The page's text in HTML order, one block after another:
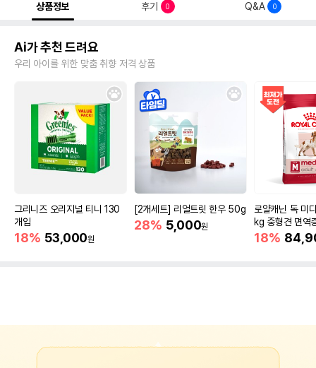
상품정보 후기 0 Q&A 0
Ai가 추천 드려요
우리 아이를 위한 맞춤 취향 저격 상품
그리니즈 오리지널 티니 130
개입
18% 53,000원
[2개세트] 리얼트릿 한우 50g
28% 5,000원
로얄캐닌 독 미
kg 중형견 면역
18%